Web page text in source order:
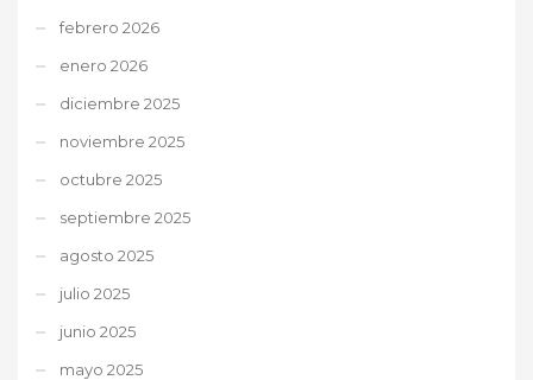
febrero 2026
enero 2026
diciembre 2025
noviembre 2025
octubre 2025
septiembre 2025
agosto 2025
julio 2025
junio 2025
mayo 2025